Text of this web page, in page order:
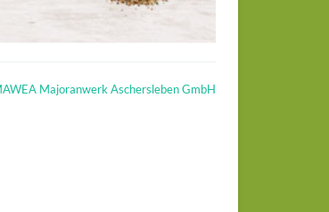
Majoranwerk Aschersleben GmbH